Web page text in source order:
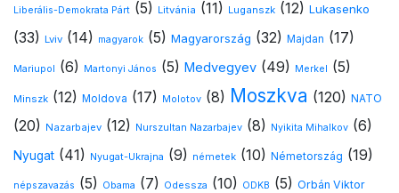
Liberális-Demokrata Párt (5) Litvánia (11) Luganszk (12) Lukasenko
(33) Lviv (14) magyarok (5) Magyarország (32) Majdan (17)
Mariupol (6) Martonyi János (5) Medvegyev (49) Merkel (5)
Minszk (12) Moldova (17) Molotov (8) Moszkva (120) NATO
(20) Nazarbajev (12) Nurszultan Nazarbajev (8) Nyikita Mihalkov (6)
Nyugat (41) Nyugat-Ukrajna (9) németek (10) Németország (19)
népszavazás (5) Obama (7) Odessza (10) ODKB (5) Orbán Viktor